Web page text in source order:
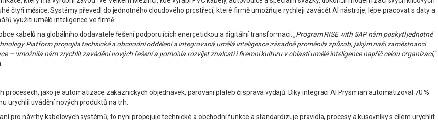
čtyři měsíce. Systémy převedl do jednotného cloudového prostředí, které firmě umožňuje rychleji zavádět AI nástroje, lépe pracovat s daty a
využití umělé inteligence ve firmě.
kabelů na globálního dodavatele řešení podporujících energetickou a digitální transformaci. „Program RISE with SAP nám poskytl jednotné
Platform propojila technické a obchodní oddělení a integrovaná umělá inteligence zásadně proměnila způsob, jakým naši zaměstnanci
– umožnila nám zrychlit zavádění nových řešení a pomohla rozvíjet znalosti i firemní kulturu v oblasti umělé inteligence napříč celou organizací,“
jako je automatizace zákaznických objednávek, párování plateb či správa výdajů. Díky integraci AI Prysmian automatizoval 70 %
urychlil uvádění nových produktů na trh.
pro návrhy kabelových systémů; to nyní propojuje technické a obchodní funkce a standardizuje pravidla, procesy a kusovníky s cílem urychlit